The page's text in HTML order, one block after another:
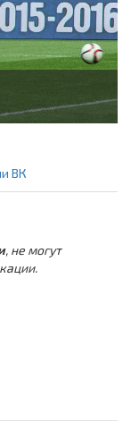
ВК
, не могут